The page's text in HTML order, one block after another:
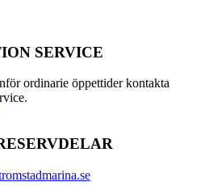
SERVICE
ordinarie öppettider kontakta